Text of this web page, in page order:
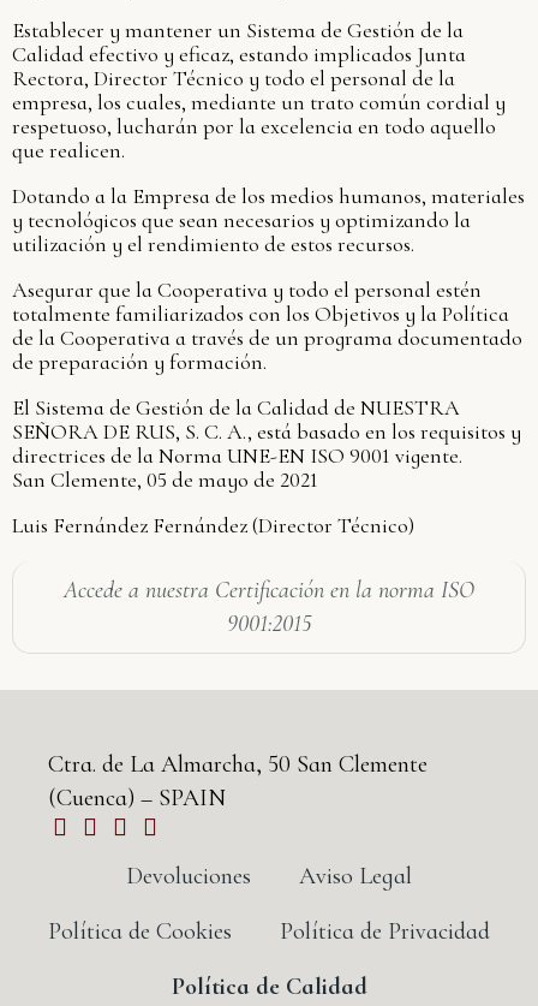
Establecer y mantener un Sistema de Gestión de la
Calidad efectivo y eficaz, estando implicados Junta
Rectora, Director Técnico y todo el personal de la
empresa, los cuales, mediante un trato común cordial y
respetuoso, lucharán por la excelencia en todo aquello
que realicen.
Dotando a la Empresa de los medios humanos, materiales
y tecnológicos que sean necesarios y optimizando la
utilización y el rendimiento de estos recursos.
Asegurar que la Cooperativa y todo el personal estén
totalmente familiarizados con los Objetivos y la Política
de la Cooperativa a través de un programa documentado
de preparación y formación.
El Sistema de Gestión de la Calidad de NUESTRA
SEÑORA DE RUS, S. C. A., está basado en los requisitos y
directrices de la Norma UNE-EN ISO 9001 vigente.
San Clemente, 05 de mayo de 2021
Luis Fernández Fernández (Director Técnico)
Accede a nuestra Certificación en la norma ISO
9001:2015
Ctra. de La Almarcha, 50 San Clemente
(Cuenca) – SPAIN
Devoluciones
Aviso Legal
Política de Cookies
Política de Privacidad
Política de Calidad